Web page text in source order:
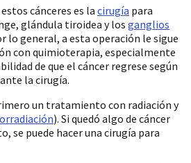
cánceres es la cirugía para
glándula tiroidea y los ganglios
lo general, a esta operación le sigue
con quimioterapia, especialmente
de que el cáncer regrese según
la cirugía.
un tratamiento con radiación y
). Si quedó algo de cáncer
se puede hacer una cirugía para